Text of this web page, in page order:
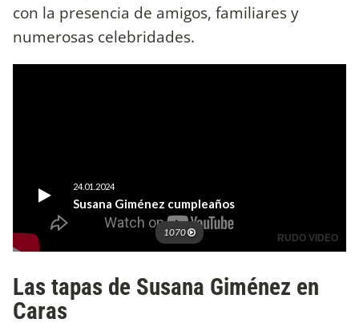
con la presencia de amigos, familiares y
numerosas celebridades.
Las tapas de Susana Giménez en
Caras